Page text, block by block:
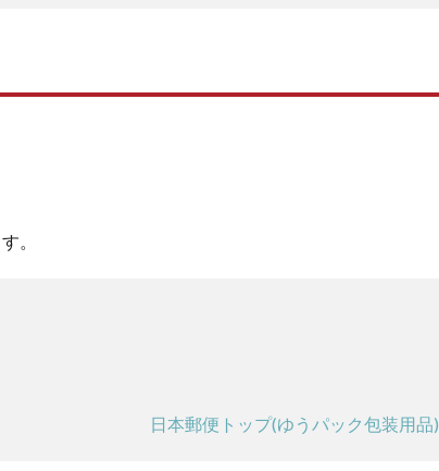
。
日本郵便トップ(ゆうパック包装用品)